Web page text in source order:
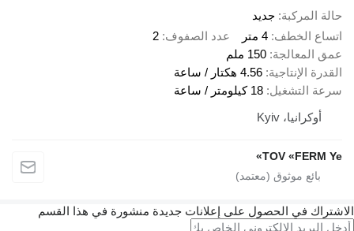
جديد
الخطف 4 متر عدد الصفوف 2
150 ملم
الإنتاجية 4.56 هكتار / ساعة
التشغيل 18 كيلومتر / ساعة
أوكرانيا، Kyiv
TOV
في الحصول على إعلانات جديدة منشورة في هذا القسم